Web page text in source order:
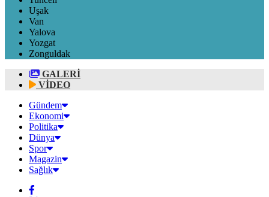
Uşak
Van
Yalova
Yozgat
Zonguldak
GALERİ
VİDEO
Gündem
Ekonomi
Politika
Dünya
Spor
Magazin
Sağlık